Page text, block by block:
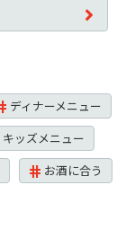
ディナーメニュー
キッズメニュー
お酒に合う